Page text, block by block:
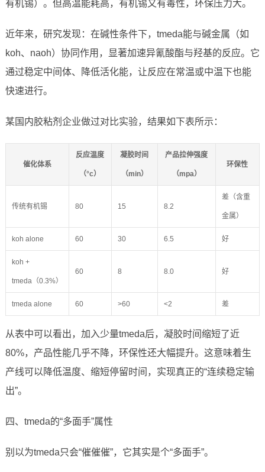
有机锡）。但高温能耗高，有机锡又有毒性，环保压力大。
近年来，研究发现：在碱性条件下，tmeda能与碱金属（如
koh、naoh）协同作用，显著加速异氰酸酯与羟基的反应。它
通过稳定中间体、降低活化能，让反应在常温或中温下也能
快速进行。
某国内胶粘剂企业做过对比实验，结果如下表所示：
催化体系
反应温度
（°c）
凝胶时间
（min）
产品拉伸强度
（mpa）
环保性
传统有机锡 80 15 8.2
差（含重
金属）
koh alone 60 30 6.5 好
koh +
tmeda（0.3%）
60 8 8.0 好
tmeda alone 60 >60 <2 差
从表中可以看出，加入少量tmeda后，凝胶时间缩短了近
80%，产品性能几乎不降，环保性还大幅提升。这意味着生
产线可以降低温度、缩短停留时间，实现真正的“连续稳定输
出”。
四、tmeda的“多面手”属性
别以为tmeda只会“催催催”，它其实是个“多面手”。